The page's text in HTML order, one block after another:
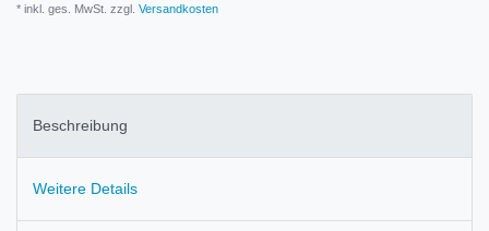
* inkl. ges. MwSt. zzgl. Versandkosten
Beschreibung
Weitere Details